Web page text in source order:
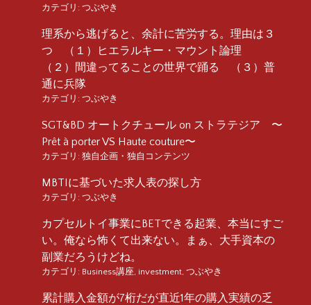
カテゴリ: つぶやき
理系から逃げると、余計に苦労する。理由は３
つ （１）ヒエラルキー・マウント論理
（２）間違ってることの世界で踊る （３）普
通に兵隊
カテゴリ: つぶやき
SGT&BD オートクチュール on ストラテジア 〜
Prêt à porter VS Haute couture〜
カテゴリ: 独自企画・独自コンテンツ
MBTIに基づいた求人表の探し方
カテゴリ: つぶやき
カプセルトイ事業にBETできる起業、本当にすご
い。俺なら怖くて出来ない。まぁ、大手資本の
副業だろうけどね。
カテゴリ: Business講座 investment つぶやき
累計購入金額が7桁だが直近1年の購入実績の乏